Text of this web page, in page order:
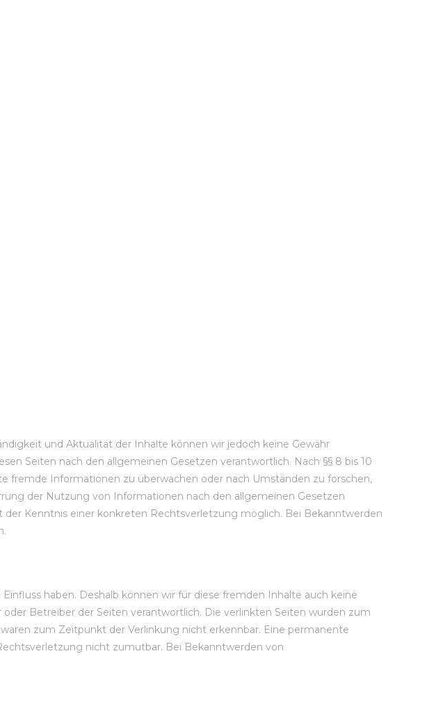
und Aktualität der Inhalte können wir jedoch keine Gewähr
Seiten nach den allgemeinen Gesetzen verantwortlich. Nach §§ 8 bis 10
fremde Informationen zu überwachen oder nach Umständen zu forschen,
der Nutzung von Informationen nach den allgemeinen Gesetzen
Kenntnis einer konkreten Rechtsverletzung möglich. Bei Bekanntwerden
haben. Deshalb können wir für diese fremden Inhalte auch keine
Betreiber der Seiten verantwortlich. Die verlinkten Seiten wurden zum
zum Zeitpunkt der Verlinkung nicht erkennbar. Eine permanente
nicht zumutbar. Bei Bekanntwerden von